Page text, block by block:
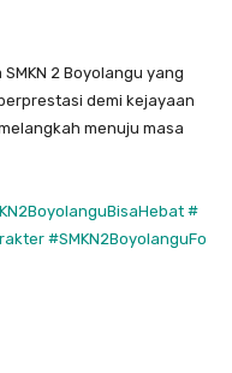
2 Boyolangu yang
demi kejayaan
menuju masa
#
#SMKN2BoyolanguFo